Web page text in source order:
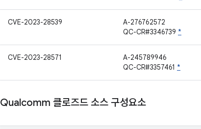
CVE-2023-28539
A-276762572
QC-CR#3346739 *
CVE-2023-28571
A-245789946
QC-CR#3357461 *
Qualcomm 클로즈드 소스 구성요소